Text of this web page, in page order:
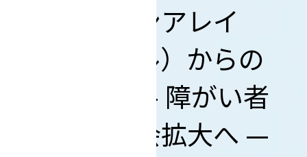
ティンパンアレイ
（アパレル）からの
仕事提供— 障がい者
の就労機会拡大へ —